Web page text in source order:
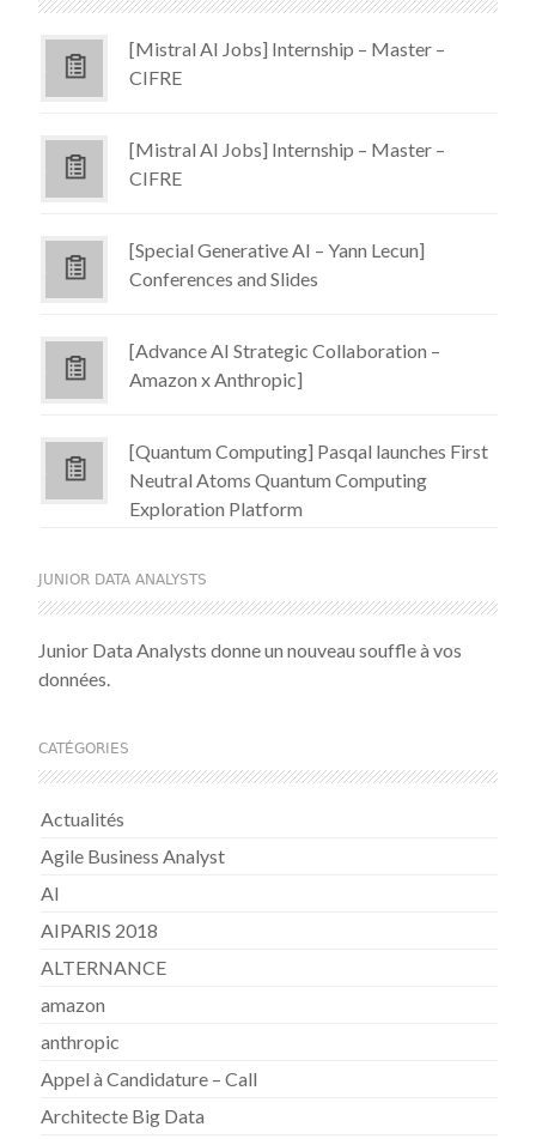
[Mistral AI Jobs] Internship – Master –
CIFRE
[Mistral AI Jobs] Internship – Master –
CIFRE
[Special Generative AI – Yann Lecun]
Conferences and Slides
[Advance AI Strategic Collaboration –
Amazon x Anthropic]
[Quantum Computing] Pasqal launches First
Neutral Atoms Quantum Computing
Exploration Platform
JUNIOR DATA ANALYSTS
Junior Data Analysts donne un nouveau souffle à vos
données.
CATÉGORIES
Actualités
Agile Business Analyst
AI
AIPARIS 2018
ALTERNANCE
amazon
anthropic
Appel à Candidature – Call
Architecte Big Data